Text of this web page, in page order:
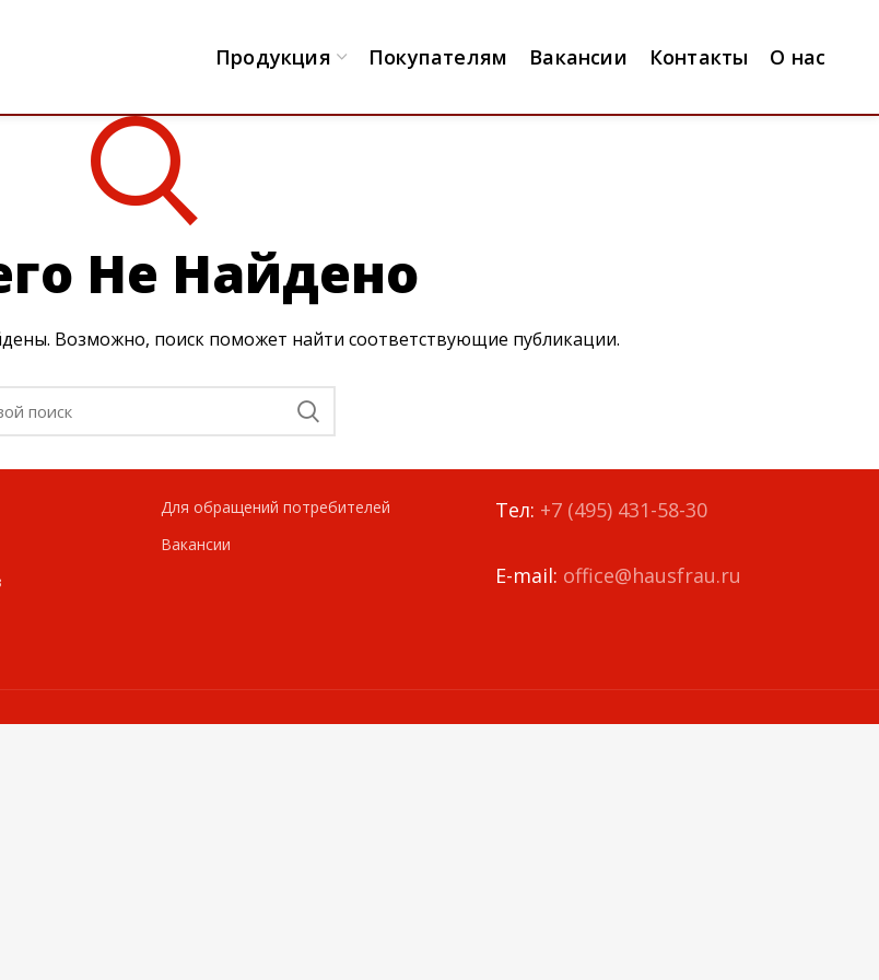
Продукция Покупателям Вакансии Контакты О нас
Не Найдено
Возможно, поиск поможет найти соответствующие публикации.
Для обращений потребителей
Вакансии
Тел: +7 (495) 431-58-30
E-mail: office@hausfrau.ru